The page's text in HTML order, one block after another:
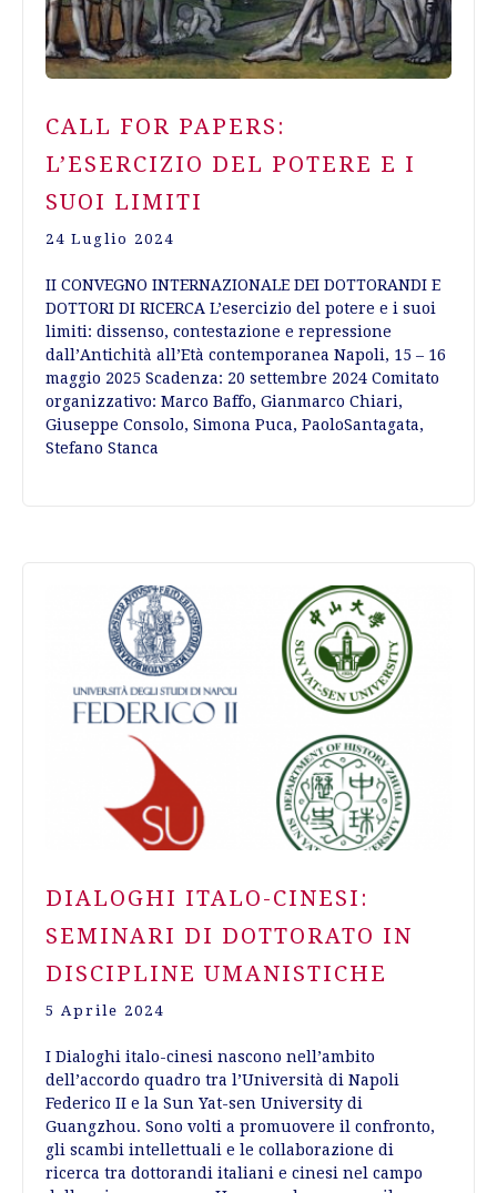
CALL FOR PAPERS:
L’ESERCIZIO DEL POTERE E I
SUOI LIMITI
24 Luglio 2024
II CONVEGNO INTERNAZIONALE DEI DOTTORANDI E
DOTTORI DI RICERCA L’esercizio del potere e i suoi
limiti: dissenso, contestazione e repressione
dall’Antichità all’Età contemporanea Napoli, 15 – 16
maggio 2025 Scadenza: 20 settembre 2024 Comitato
organizzativo: Marco Baffo, Gianmarco Chiari,
Giuseppe Consolo, Simona Puca, PaoloSantagata,
Stefano Stanca
DIALOGHI ITALO-CINESI:
SEMINARI DI DOTTORATO IN
DISCIPLINE UMANISTICHE
5 Aprile 2024
I Dialoghi italo-cinesi nascono nell’ambito
dell’accordo quadro tra l’Università di Napoli
Federico II e la Sun Yat-sen University di
Guangzhou. Sono volti a promuovere il confronto,
gli scambi intellettuali e le collaborazione di
ricerca tra dottorandi italiani e cinesi nel campo